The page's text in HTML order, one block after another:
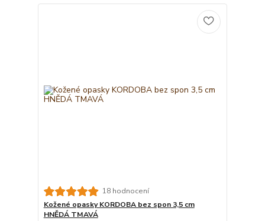
18 hodnocení
Kožené opasky KORDOBA bez spon 3,5 cm
HNĚDÁ TMAVÁ